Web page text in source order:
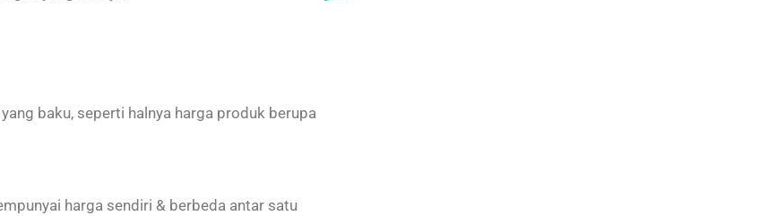
baku, seperti halnya harga produk berupa
harga sendiri & berbeda antar satu